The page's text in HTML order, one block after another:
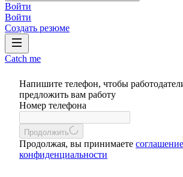
Войти
Войти
Создать резюме
Catch me
Напишите телефон, чтобы
предложить вам работу
Номер телефона
Продолжить
Продолжая, вы принимаете соглашение
конфиденциальности